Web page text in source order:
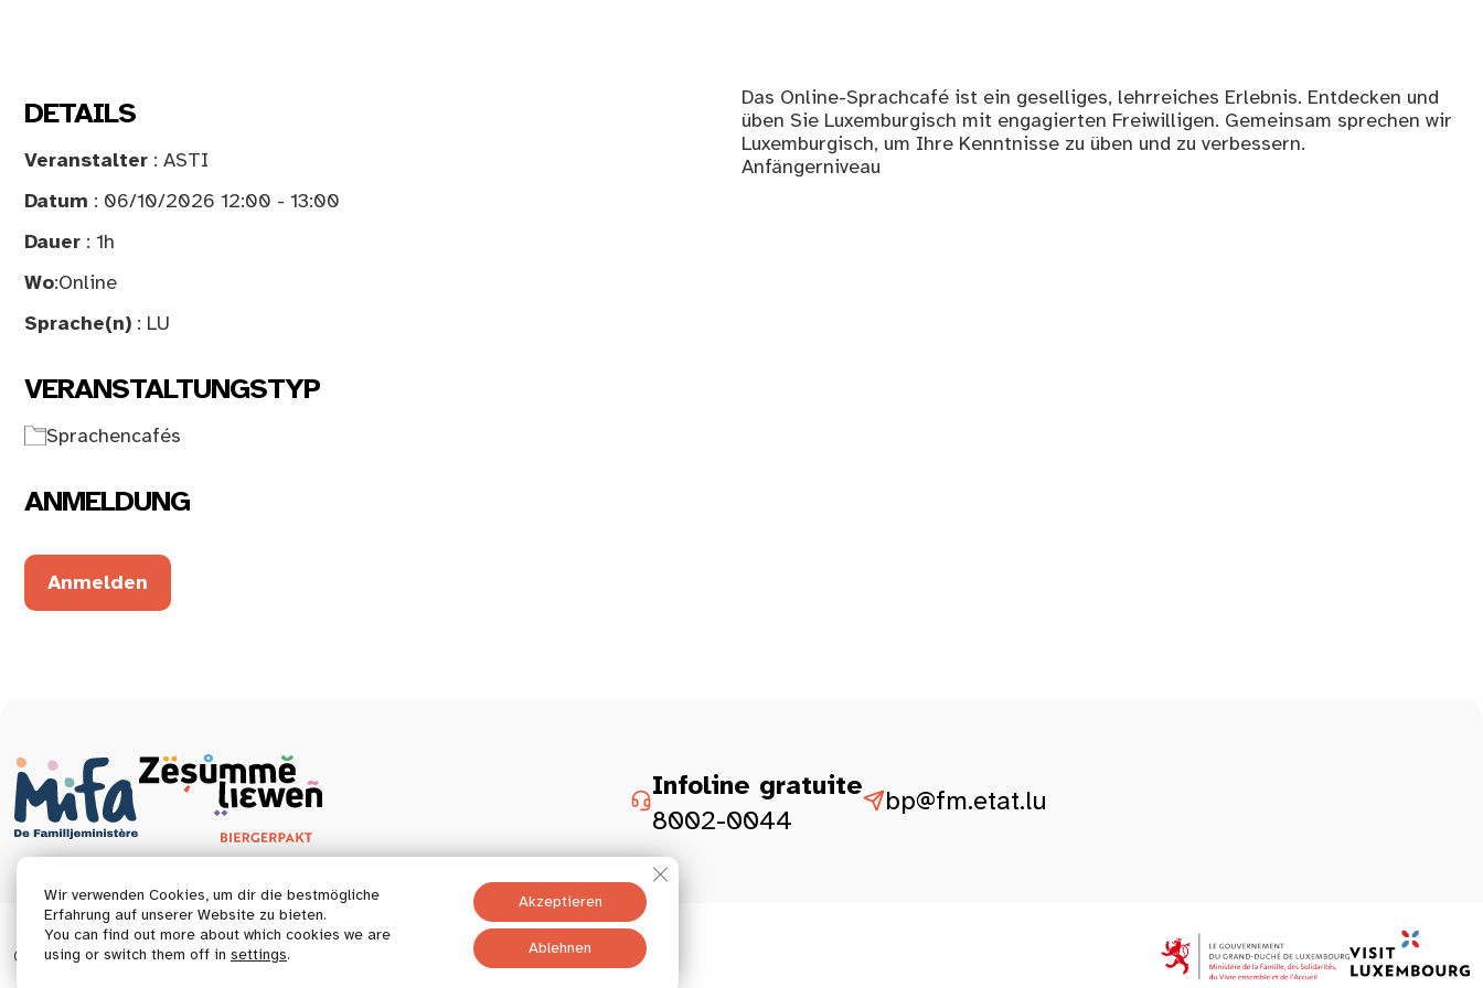
DETAILS
Veranstalter : ASTI
Datum : 06/10/2026 12:00 - 13:00
Dauer : 1h
Wo:Online
Sprache(n) : LU
VERANSTALTUNGSTYP
Sprachencafés
ANMELDUNG
Anmelden
Das Online-Sprachcafé ist ein geselliges, lehrreiches Erlebnis. Entdecken und
üben Sie Luxemburgisch mit engagierten Freiwilligen. Gemeinsam sprechen wir
Luxemburgisch, um Ihre Kenntnisse zu üben und zu verbessern.
Anfängerniveau
Infoline gratuite
8002-0044
bp@fm.etat.lu
© 2026 Tous droits réservés.
Wir verwenden Cookies, um dir die bestmögliche
Erfahrung auf unserer Website zu bieten.
You can find out more about which cookies we are
using or switch them off in settings.
Akzeptieren
Ablehnen
GDPR Cookie-Banner schließen